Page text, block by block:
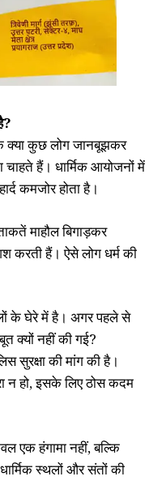
क्या कुछ लोग जानबूझकर
चाहते हैं। धार्मिक आयोजनों में
कमजोर होता है।
माहौल बिगाड़कर
करती हैं। ऐसे लोग धर्म की
के घेरे में है। अगर पहले से
क्यों नहीं की गई?
सुरक्षा की मांग की है।
न हो, इसके लिए ठोस कदम
एक हंगामा नहीं, बल्कि
स्थलों और संतों की